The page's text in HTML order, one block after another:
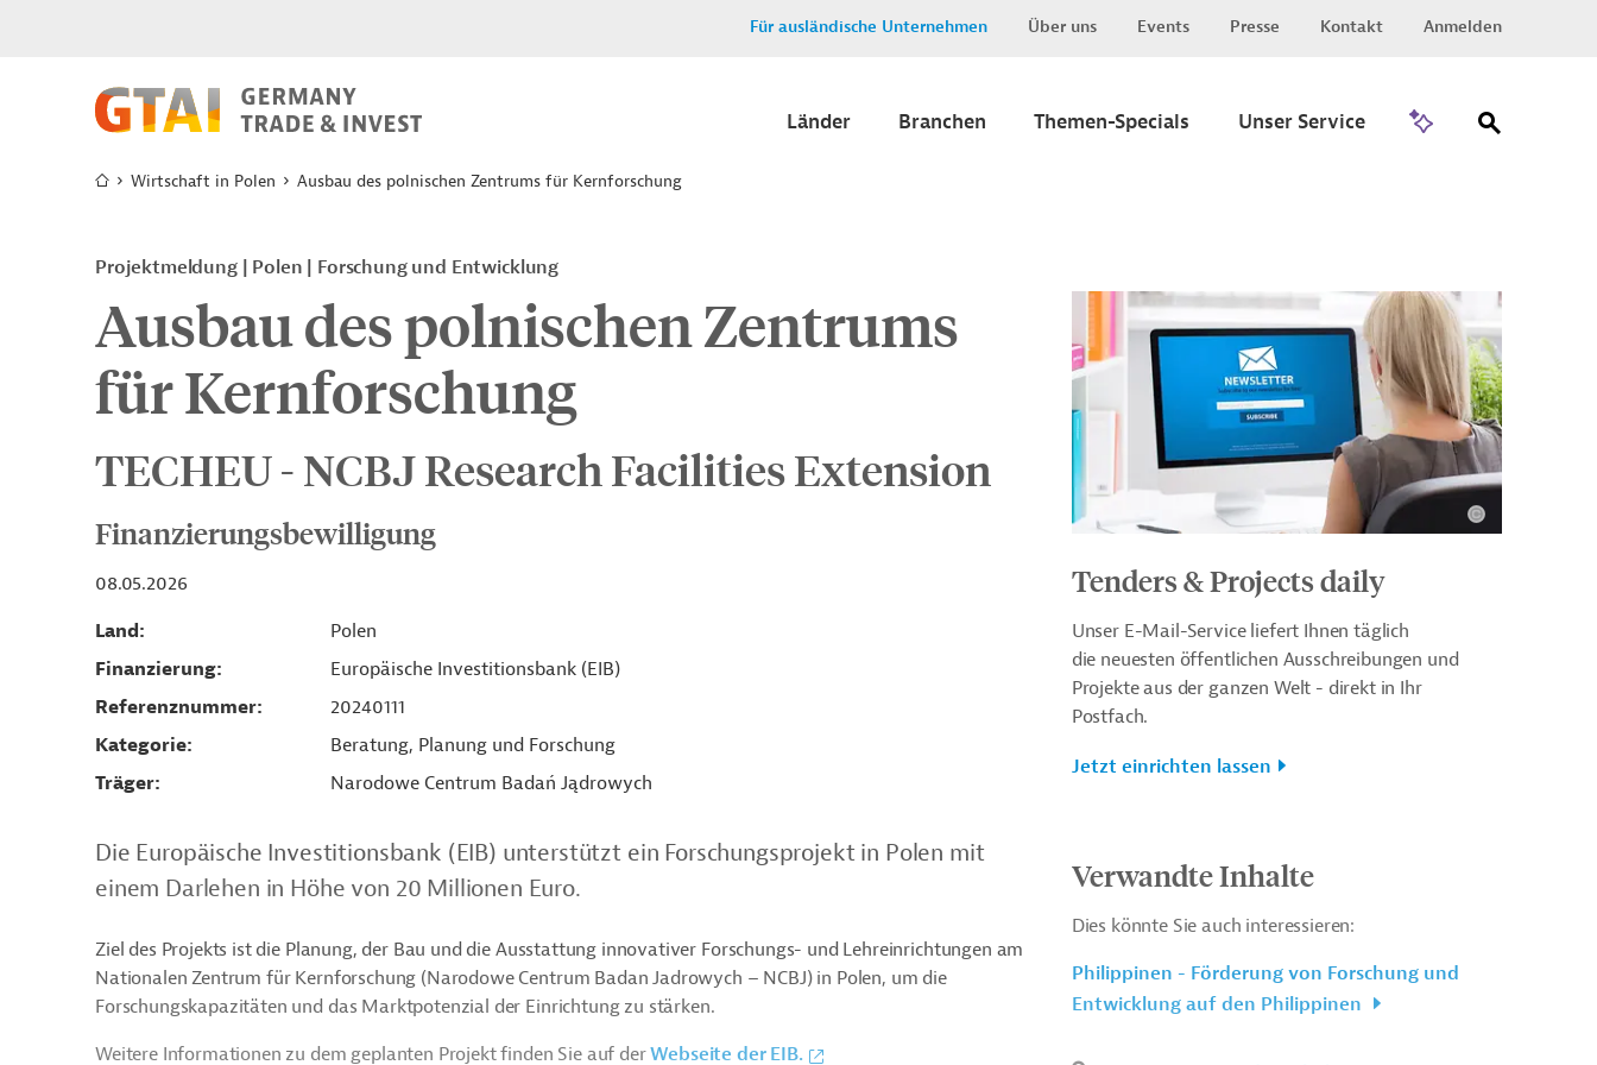
Für ausländische Unternehmen Über uns Events Presse Kontakt Anmelden
Länder Branchen Themen-Specials Unser Service
Wirtschaft in Polen Ausbau des polnischen Zentrums für Kernforschung
Projektmeldung Polen Forschung und Entwicklung
Ausbau des polnischen Zentrums
für Kernforschung
TECHEU - NCBJ Research Facilities Extension
Finanzierungsbewilligung
08.05.2026
Land
Polen
Finanzierung
Europäische Investitionsbank (EIB)
Referenznummer
20240111
Kategorie
Beratung, Planung und Forschung
Träger
Narodowe Centrum Badań Jądrowych
Die Europäische Investitionsbank (EIB) unterstützt ein Forschungsprojekt in Polen mit
einem Darlehen in Höhe von 20 Millionen Euro.
Ziel des Projekts ist die Planung, der Bau und die Ausstattung innovativer Forschungs- und Lehreinrichtungen am
Nationalen Zentrum für Kernforschung (Narodowe Centrum Badan Jadrowych – NCBJ) in Polen, um die
Forschungskapazitäten und das Marktpotenzial der Einrichtung zu stärken.
Weitere Informationen zu dem geplanten Projekt finden Sie auf derWebseite der EIB.
Tenders & Projects daily
Unser E-Mail-Service liefert Ihnen täglich
die neuesten öffentlichen Ausschreibungen und
Projekte aus der ganzen Welt - direkt in Ihr
Postfach.
Jetzt einrichten lassen
Verwandte Inhalte
Dies könnte Sie auch interessieren:
Philippinen - Förderung von Forschung und
Entwicklung auf den Philippinen